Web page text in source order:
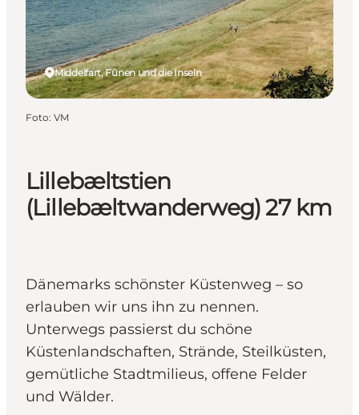
Erlebnis buchen
Lillebæltstien
(Lillebæltwanderweg) 27 km
Dänemarks schönster Küstenweg – so
erlauben wir uns ihn zu nennen.
Unterwegs passierst du schöne
Küstenlandschaften, Strände, Steilküsten,
gemütliche Stadtmilieus, offene Felder
und Wälder.
Middelfart, Fünen und die Inseln
Foto: VM